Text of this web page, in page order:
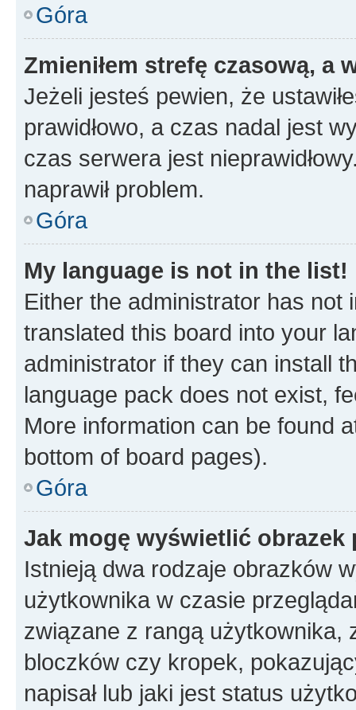
Góra
Zmieniłem strefę czasową, a
Jeżeli jesteś pewien, że
prawidłowo, a czas nadal jest
czas serwera jest
naprawił problem.
Góra
My language is not in the list!
Either the administrator has not
translated this board into your
administrator if they can install
language pack does not exist,
More information can be found
bottom of board pages).
Góra
Jak mogę wyświetlić
Istnieją dwa rodzaje obrazków
użytkownika w czasie
związane z rangą użytkownika,
bloczków czy kropek,
napisał lub jaki jest status